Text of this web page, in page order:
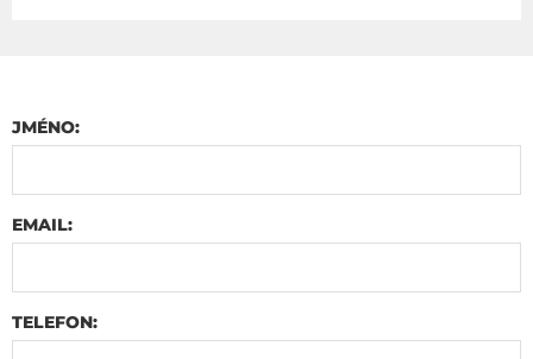
JMÉNO:
EMAIL:
TELEFON: